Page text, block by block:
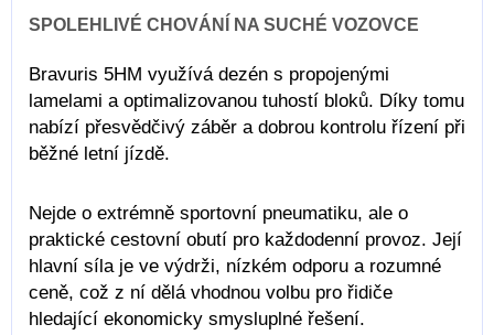
SPOLEHLIVÉ CHOVÁNÍ NA SUCHÉ VOZOVCE
Bravuris 5HM využívá dezén s propojenými
lamelami a optimalizovanou tuhostí bloků. Díky tomu
nabízí přesvědčivý záběr a dobrou kontrolu řízení při
běžné letní jízdě.
Nejde o extrémně sportovní pneumatiku, ale o
praktické cestovní obutí pro každodenní provoz. Její
hlavní síla je ve výdrži, nízkém odporu a rozumné
ceně, což z ní dělá vhodnou volbu pro řidiče
hledající ekonomicky smysluplné řešení.